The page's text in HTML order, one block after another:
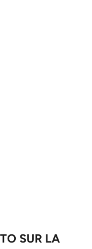
SUR LA